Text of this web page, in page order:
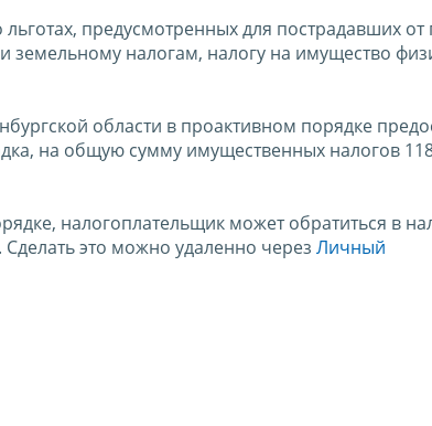
предусмотренных для пострадавших от
земельному налогам, налогу на имущество
области в проактивном порядке
на общую сумму имущественных налогов
налогоплательщик может обратиться в
это можно удаленно через Личный